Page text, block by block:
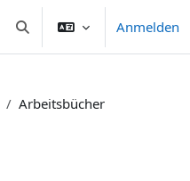
Sucheingabe umschalten
Anmelden
Arbeitsbücher